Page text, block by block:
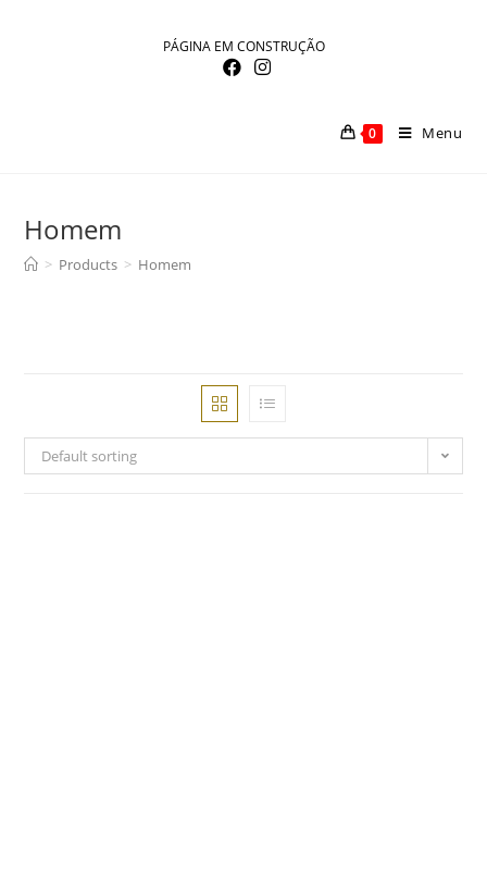
PÁGINA EM CONSTRUÇÃO
0 Menu
Homem
> Products > Homem
Default sorting